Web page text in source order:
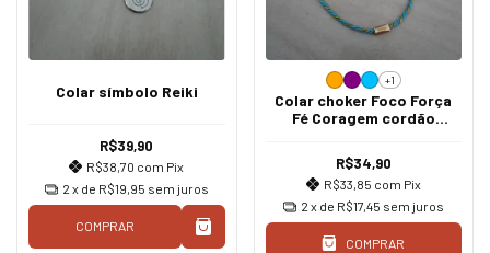
Colar símbolo Reiki
R$39,90
R$38,70 com Pix
2 x de R$19,95 sem juros
COMPRAR
+1
Colar choker Foco Força
Fé Coragem cordão
R$34,90
R$33,85 com Pix
2 x de R$17,45 sem juros
COMPRAR